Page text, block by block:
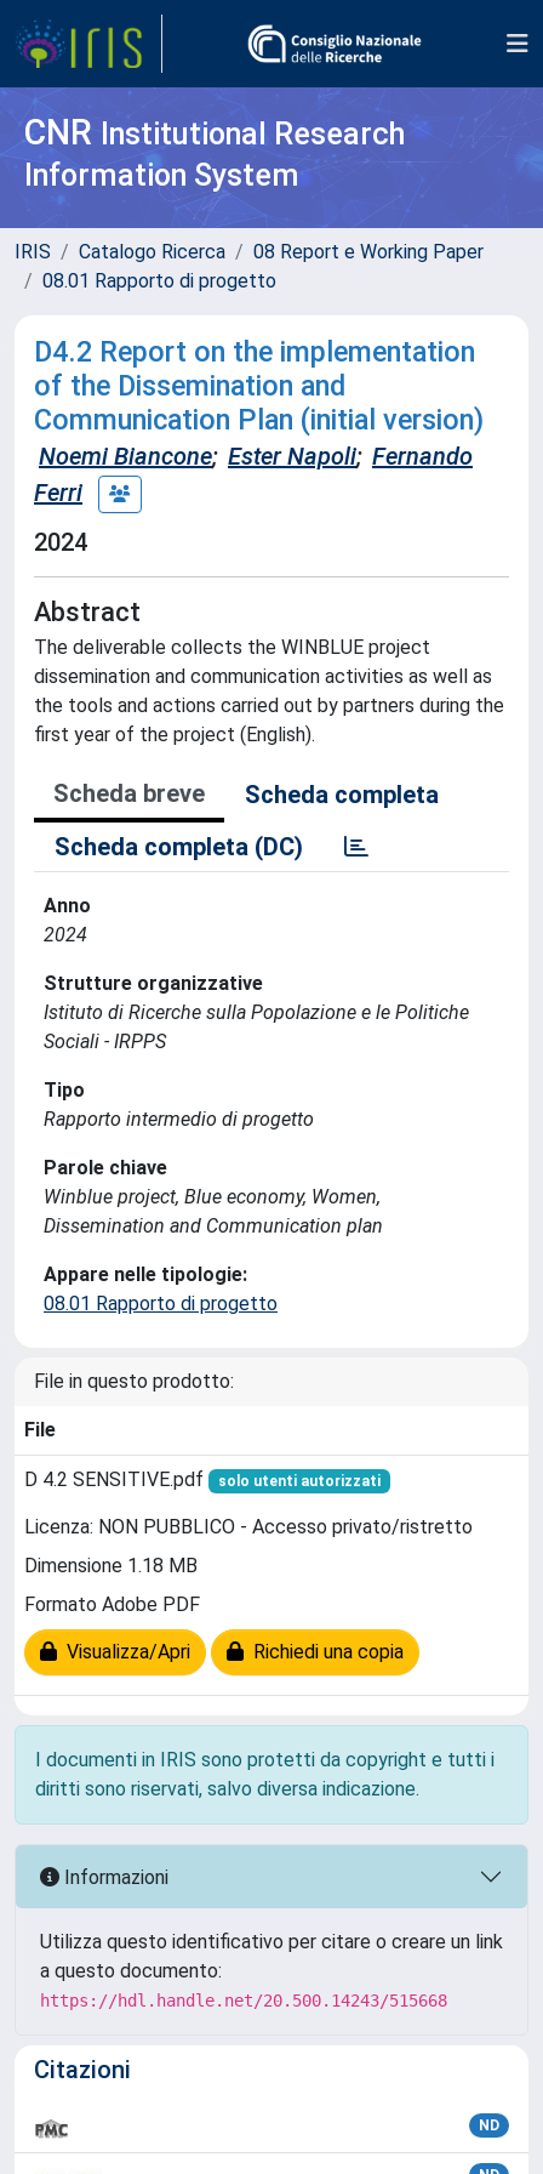
CNR Institutional Research
Information System
IRIS Catalogo Ricerca
08 Report e Working Paper
08.01 Rapporto di progetto
D4.2 Report on the implementation
of the Dissemination and
Communication Plan (initial version)
Noemi Biancone; Ester Napoli; Fernando
Ferri
2024
Abstract
The deliverable collects the WINBLUE project
dissemination and communication activities as well as
the tools and actions carried out by partners during the
first year of the project (English).
Scheda breve
Scheda completa
Scheda completa (DC)
Anno
2024
Strutture organizzative
Istituto di Ricerche sulla Popolazione e le Politiche
Sociali - IRPPS
Tipo
Rapporto intermedio di progetto
Parole chiave
Winblue project, Blue economy, Women,
Dissemination and Communication plan
Appare nelle tipologie:
08.01 Rapporto di progetto
File in questo prodotto:
File
D 4.2 SENSITIVE.pdf solo utenti autorizzati
Licenza: NON PUBBLICO - Accesso privato/ristretto
Dimensione 1.18 MB
Formato Adobe PDF
Visualizza/Apri Richiedi una copia
I documenti in IRIS sono protetti da copyright e tutti i
diritti sono riservati, salvo diversa indicazione.
Informazioni
Utilizza questo identificativo per citare o creare un link
a questo documento:
https://hdl.handle.net/20.500.14243/515668
Citazioni
ND